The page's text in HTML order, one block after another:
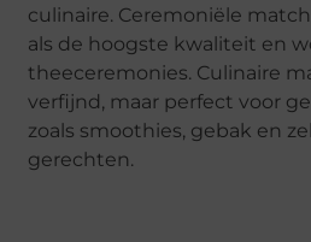
culinaire. Ceremoniële
als de hoogste kwaliteit en
theeceremonies. Culinaire
verfijnd, maar perfect voor
zoals smoothies, gebak en
gerechten.